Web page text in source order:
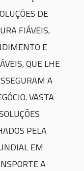
DE
FIÁVEIS,
E
QUE LHE
A
VASTA
PELA
EM
A